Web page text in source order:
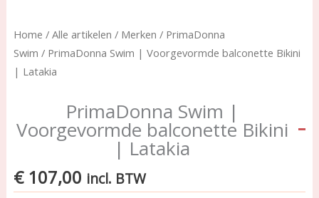
Home / Alle artikelen / Merken / PrimaDonna
Swim / PrimaDonna Swim | Voorgevormde balconette Bikini
| Latakia
PrimaDonna Swim |
Voorgevormde balconette Bikini
| Latakia
€107,00 incl. BTW